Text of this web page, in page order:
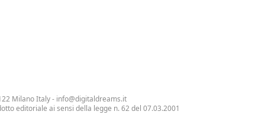
Milano Italy - info@digitaldreams.it
editoriale ai sensi della legge n. 62 del 07.03.2001